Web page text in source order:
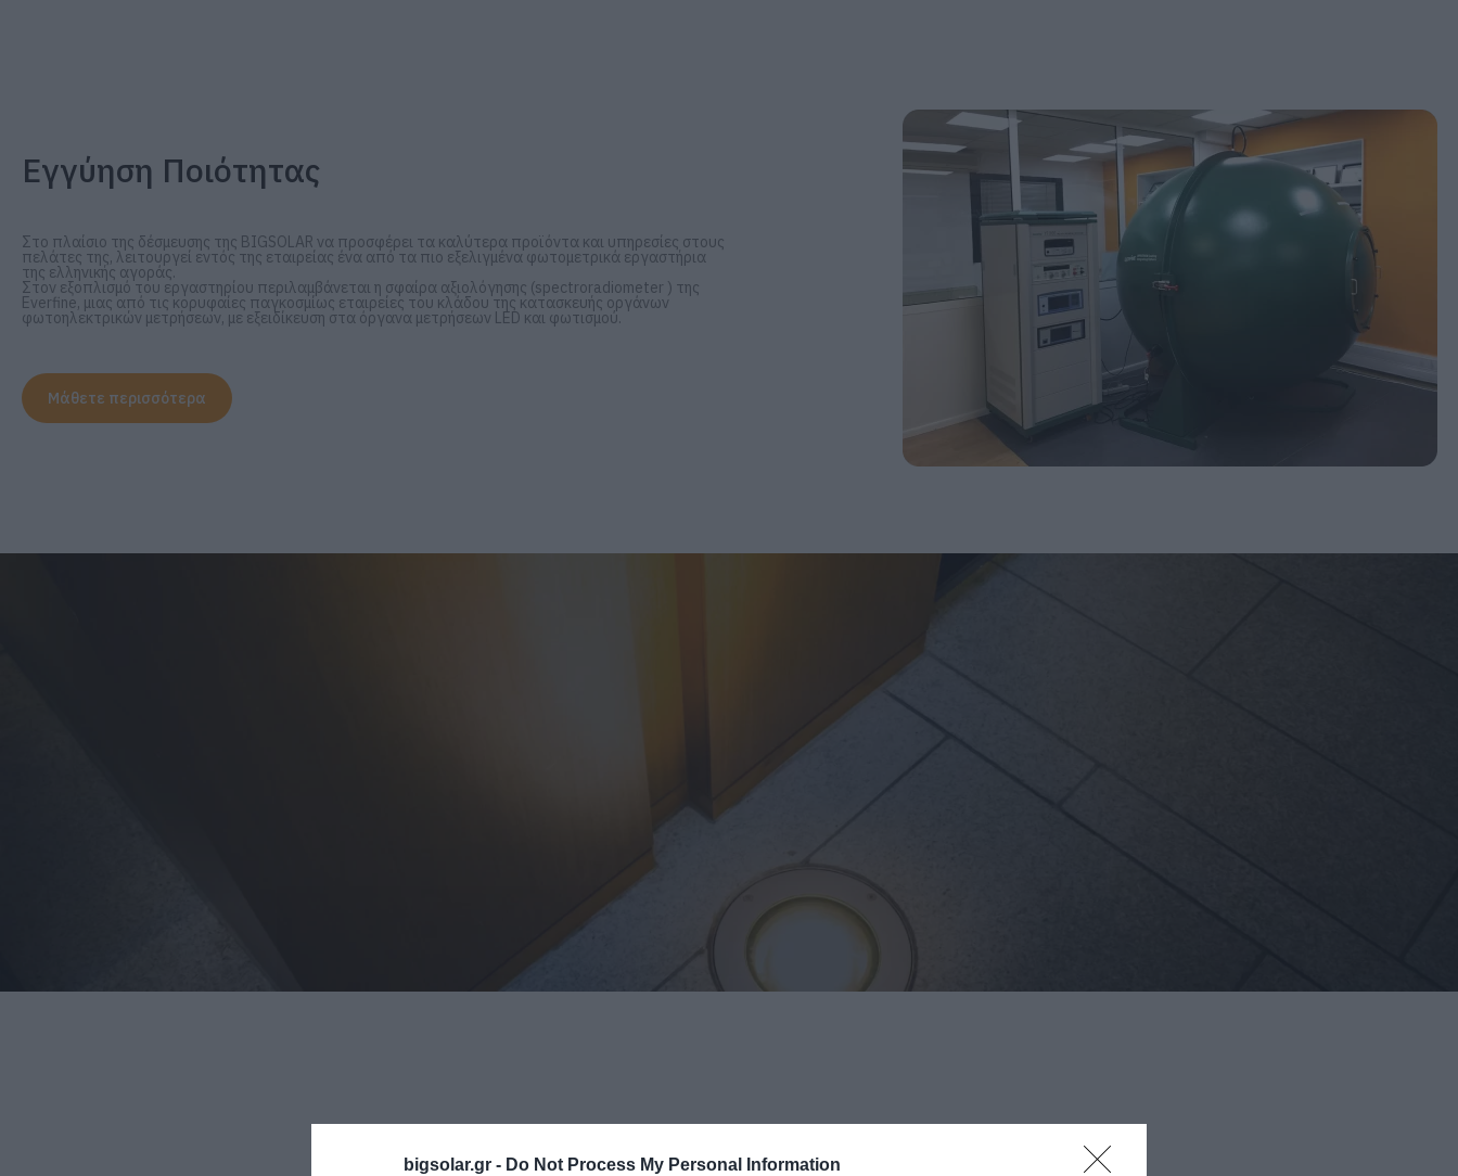
bigsolar.gr - Do Not Process My Personal Information
Εγγύηση Ποιότητας
Στο πλαίσιο της δέσμευσης της BIGSOLAR να προσφέρει τα καλύτερα προϊόντα και υπηρεσίες στους
πελάτες της, λειτουργεί εντός της εταιρείας ένα από τα πιο εξελιγμένα φωτομετρικά εργαστήρια
της ελληνικής αγοράς.
Στον εξοπλισμό του εργαστηρίου περιλαμβάνεται η σφαίρα αξιολόγησης (spectroradiometer ) της
Everfine, μιας από τις κορυφαίες παγκοσμίως εταιρείες του κλάδου της κατασκευής οργάνων
φωτοηλεκτρικών μετρήσεων, με εξειδίκευση στα όργανα μετρήσεων LED και φωτισμού.
Μάθετε περισσότερα